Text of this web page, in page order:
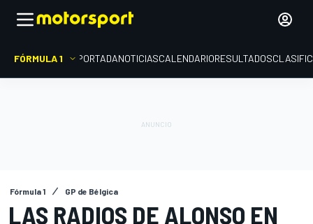
FÓRMULA 1 PORTADANOTICIASCALENDARIORESULTADOS
Fórmula 1 GP de Bélgica
LAS RADIOS DE ALONSO EN